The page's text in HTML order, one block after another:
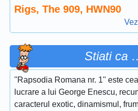
Rigs, The 909, HWN90
Stiati ca
''Rapsodia Romana nr. 1'' este
lucrare a lui George Enescu,
caracterul exotic, dinamismul,